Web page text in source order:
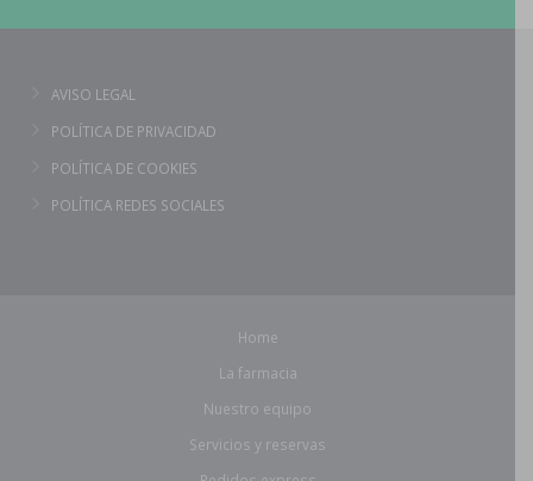
AVISO LEGAL
POLÍTICA DE PRIVACIDAD
POLÍTICA DE COOKIES
POLÍTICA REDES SOCIALES
Home
La farmacia
Nuestro equipo
Servicios y reservas